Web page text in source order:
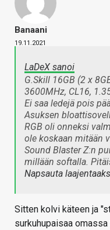
Banaani
19.11.2021
LaDeX sanoi
G.Skill 16GB (2 x
3600MHz, CL16,
Ei saa ledejä pois
Asuksen
RGB oli onneksi
ole koskaan mitään
Sound Blaster Z:n
millään softalla.
Napsauta
Sitten kolvi käteen ja
surkuhupaisaa